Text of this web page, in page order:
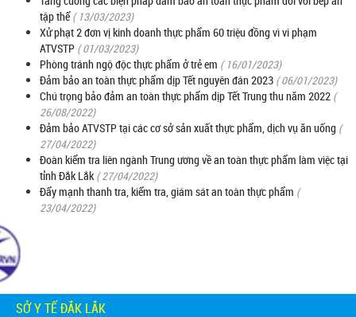
tập thể ( 13/03/2023)
Xử phạt 2 đơn vị kinh doanh thực phẩm 60 triệu đồng vì vi phạm
ATVSTP ( 01/03/2023)
Phòng tránh ngộ độc thực phẩm ở trẻ em ( 16/01/2023)
Đảm bảo an toàn thực phẩm dịp Tết nguyên đán 2023 ( 06/01/2023)
Chú trọng bảo đảm an toàn thực phẩm dịp Tết Trung thu năm 2022 (
26/08/2022)
Đảm bảo ATVSTP tại các cơ sở sản xuất thực phẩm, dịch vụ ăn uống (
27/04/2022)
Đoàn kiểm tra liên ngành Trung ương về an toàn thực phẩm làm việc tại
tỉnh Đắk Lắk ( 27/04/2022)
Đẩy mạnh thanh tra, kiểm tra, giám sát an toàn thực phẩm (
23/04/2022)
SỞ Y TẾ ĐẮK LẮK